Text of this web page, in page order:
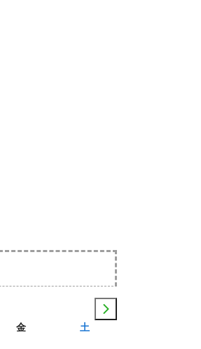
金 土